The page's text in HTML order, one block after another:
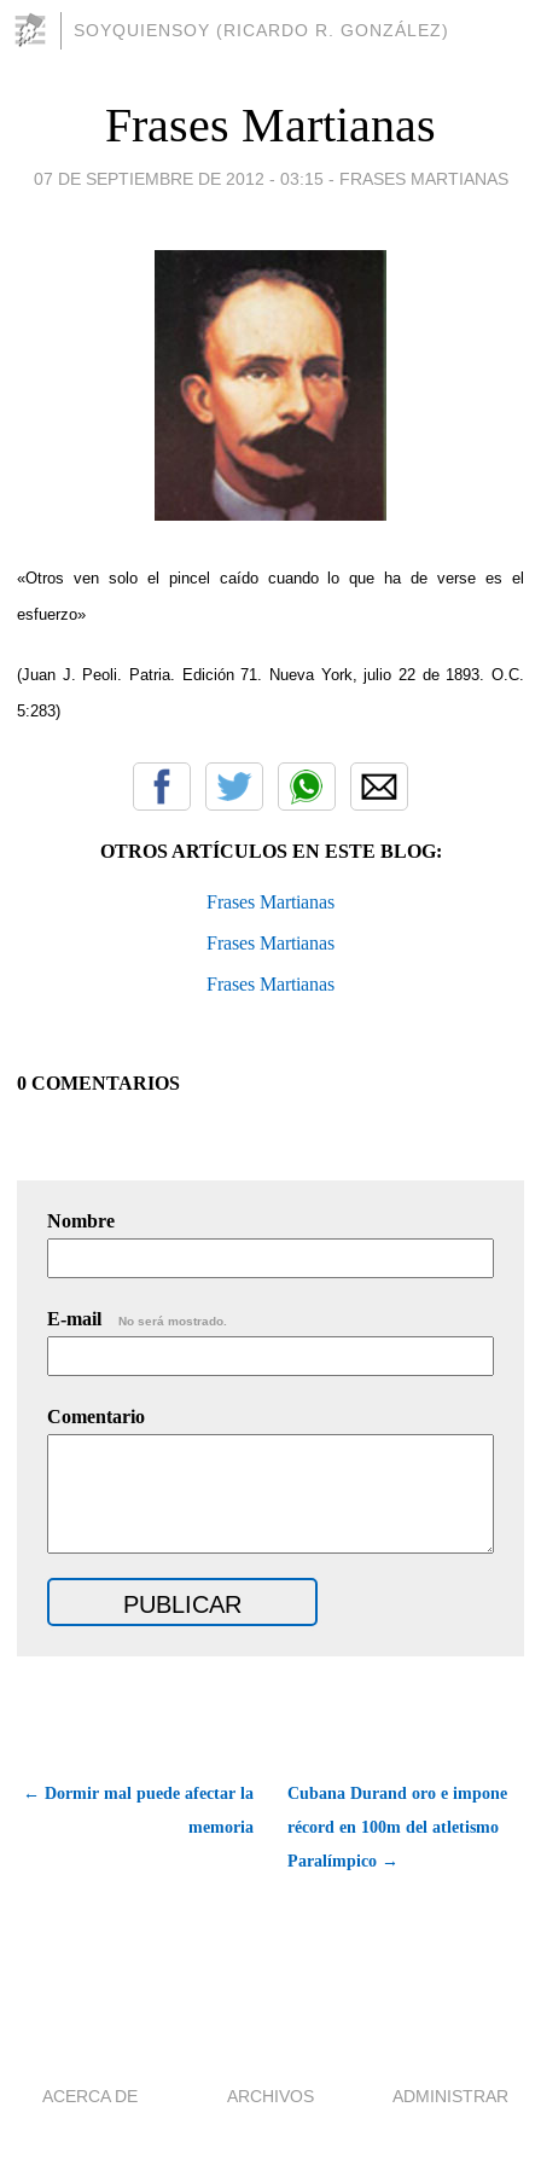
SOYQUIENSOY (RICARDO R. GONZÁLEZ)
Frases Martianas
07 DE SEPTIEMBRE DE 2012 - 03:15 - FRASES MARTIANAS
«Otros ven solo el pincel caído cuando lo que ha de verse es el
esfuerzo»
(Juan J. Peoli. Patria. Edición 71. Nueva York, julio 22 de 1893. O.C.
5:283)
OTROS ARTÍCULOS EN ESTE BLOG:
Frases Martianas
Frases Martianas
Frases Martianas
0 COMENTARIOS
Nombre
E-mail No será mostrado.
Comentario
← Dormir mal puede afectar la
memoria
Cubana Durand oro e impone
récord en 100m del atletismo
Paralímpico →
ACERCA DE ARCHIVOS ADMINISTRAR